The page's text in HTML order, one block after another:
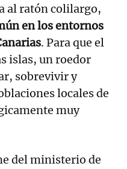
al ratón colilargo,
en los entornos
. Para que el
islas, un roedor
sobrevivir y
locales de
muy
del ministerio de